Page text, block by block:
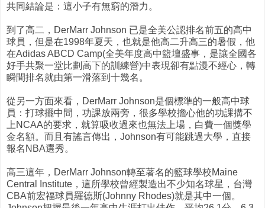
共同結論是：這小子有無窮的潛力。
到了高二，DerMarr Johnson 已是全美公認排名前五的高中
球員，但是在1998年夏天，也就是他高二升高三的暑假，他
在Adidas ABCD Camp(全美年度高中籃壇盛事，是讓全國各
好手共聚一堂比劃高下的訓練營)中表現卻有點漫不經心，轉
瞬間排名就由第一滑落到十幾名。
從另一方面來看，DerMarr Johnson是個標準的一般高中球
員：打球擺中間，功課放兩旁，很多學校擔心他的功課搆不
上NCAA的要求，就算吸收過來也無法上場，白費一個獎學
金名額。而且有謠言傳出，Johnson有可能跳過大學，直接
報名NBA選秀。
高三這年，DerMarr Johnson轉至著名的籃球學校Maine
Central Institute，這所學校曾經製造出不少知名球星，台灣
CBA前宏福球員羅德斯(Johnny Rhodes)就是其中一個。